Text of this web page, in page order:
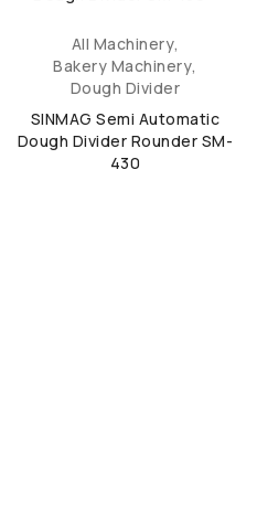
All Machinery,
Bakery Machinery,
Dough Divider
SINMAG Semi Automatic
Dough Divider Rounder SM-
430